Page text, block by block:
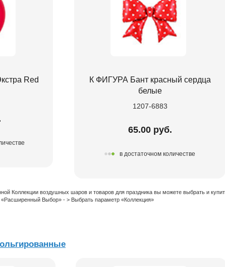
Red
К ФИГУРА Бант красный сердца
белые
1207-6883
65.00 руб.
в достаточном количестве
Коллекции воздушных шаров и товаров для праздника вы можете выбрать и
«Расширенный Выбор» - > Выбрать параметр «Коллекция»